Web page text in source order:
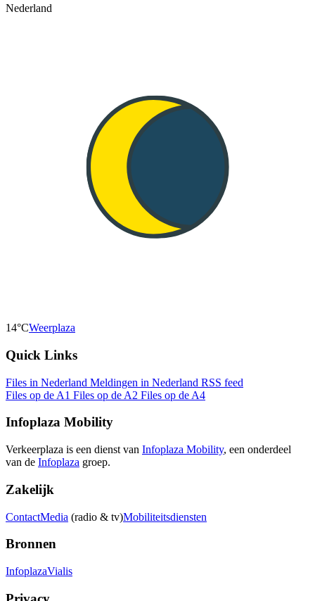
Nederland
14°CWeerplaza
Quick Links
Files in Nederland Meldingen in Nederland RSS feed
Files op de A1 Files op de A2 Files op de A4
Infoplaza Mobility
Verkeerplaza is een dienst van Infoplaza Mobility, een onderdeel
van de Infoplaza groep.
Zakelijk
ContactMedia (radio & tv)Mobiliteitsdiensten
Bronnen
InfoplazaVialis